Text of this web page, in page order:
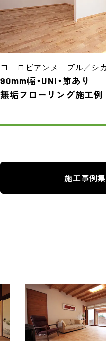
ヨーロピアンメープル／シ
90mm幅・UNI・節あり
無垢フローリング施工例
施工事例